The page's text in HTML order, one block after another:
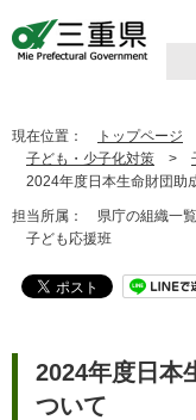
現在位置： トップページ
子ども・少子化対策 >
2024年度日本生命財団助
担当所属： 県庁の組織一
子ども応援班
2024年度日本
ついて